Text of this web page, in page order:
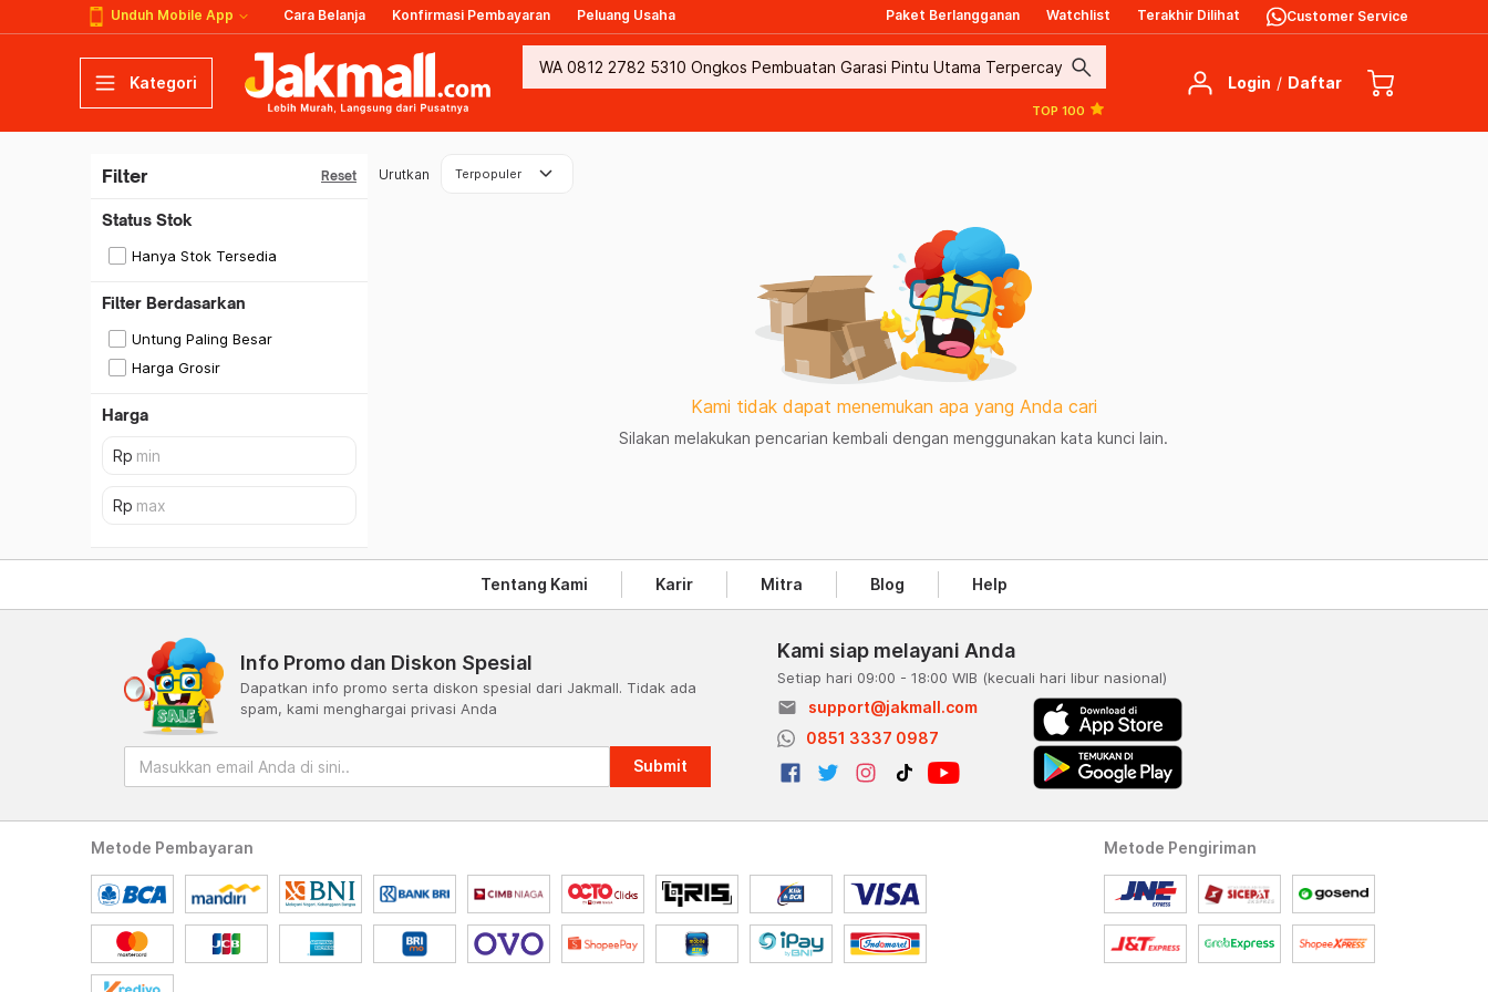
Unduh Mobile App Cara Belanja Konfirmasi Pembayaran Peluang Usaha Paket Berlangganan Watchlist Terakhir Dilihat Customer Service
Kategori search
TOP 100
Login / Daftar
Filter Reset
Status Stok
Hanya Stok Tersedia
Filter Berdasarkan
Untung Paling Besar
Harga Grosir
Harga
Urutkan Terpopuler keyboard_arrow_down
Kami tidak dapat menemukan apa yang Anda cari
Silakan melakukan pencarian kembali dengan menggunakan kata kunci lain.
Tentang Kami Karir Mitra Blog Help
Info Promo dan Diskon Spesial
Dapatkan info promo serta diskon spesial dari Jakmall. Tidak ada
spam, kami menghargai privasi Anda
Submit
Kami siap melayani Anda
Setiap hari 09:00 - 18:00 WIB (kecuali hari libur nasional)
email
support@jakmall.com
0851 3337 0987
Metode Pembayaran Metode Pengiriman